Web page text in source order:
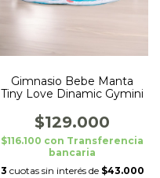
Gimnasio Bebe Manta
Tiny Love Dinamic Gymini
$129.000
$116.100 con Transferencia
bancaria
3 cuotas sin interés de $43.000